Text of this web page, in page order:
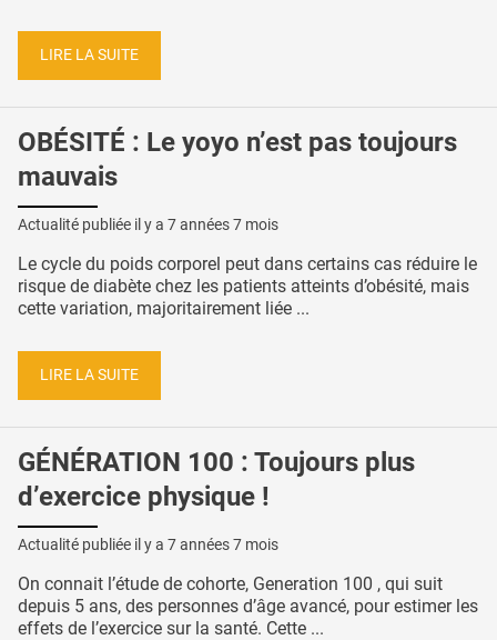
LIRE LA SUITE
OBÉSITÉ : Le yoyo n’est pas toujours
mauvais
Actualité publiée il y a 7 années 7 mois
Le cycle du poids corporel peut dans certains cas réduire le
risque de diabète chez les patients atteints d’obésité, mais
cette variation, majoritairement liée ...
LIRE LA SUITE
GÉNÉRATION 100 : Toujours plus
d’exercice physique !
Actualité publiée il y a 7 années 7 mois
On connait l’étude de cohorte, Generation 100 , qui suit
depuis 5 ans, des personnes d’âge avancé, pour estimer les
effets de l’exercice sur la santé. Cette ...